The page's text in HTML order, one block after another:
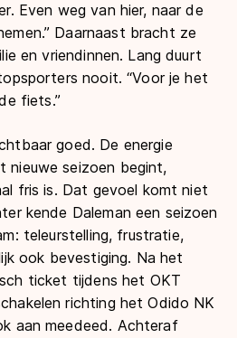
Even weg van hier, naar de
Daarnaast bracht ze
en vriendinnen. Lang duurt
nooit. “Voor je het
fiets.”
goed. De energie
nieuwe seizoen begint,
fris is. Dat gevoel komt niet
kende Daleman een seizoen
teleurstelling, frustratie,
ook bevestiging. Na het
ticket tijdens het OKT
richting het Odido NK
aan meedeed. Achteraf